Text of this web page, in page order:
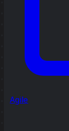
Agile